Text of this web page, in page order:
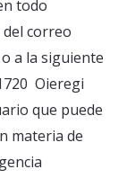
todo
correo
a la siguiente
Oieregi
que puede
materia de